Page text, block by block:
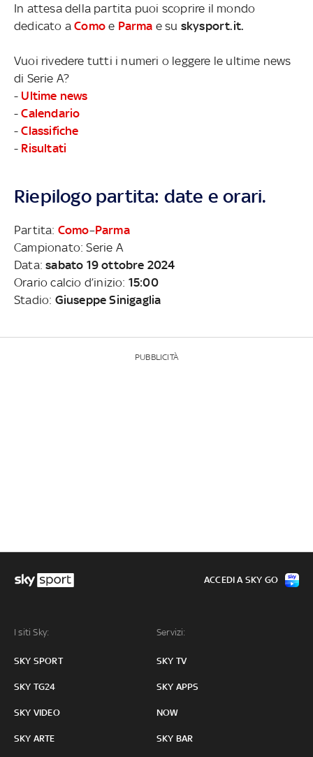
In attesa della partita puoi scoprire il mondo
dedicato aComo e Parma e su skysport.it.
Vuoi rivedere tutti i numeri o leggere le ultime news
di Serie A?
- Ultime news
-Calendario
-Classifiche
- Risultati
Riepilogo partita: date e orari.
Partita: Como–Parma
Campionato: Serie A
Data:sabato 19 ottobre 2024
Orario calcio d’inizio: 15:00
Stadio: Giuseppe Sinigaglia
PUBBLICITÀ
I siti Sky:
SKY SPORT
SKY TG24
SKY VIDEO
SKY ARTE
Servizi:
SKY TV
SKY APPS
NOW
SKY BAR
ACCEDI A SKY GO